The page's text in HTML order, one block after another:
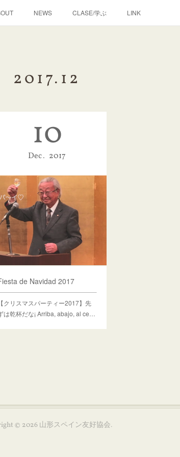
NEWS CLASE/学ぶ LINK
2017. 12
10
Dec 2017
de Navidad 2017
【クリスマスパーティー2017】先
は乾杯だな¡ Arriba, abajo, al ce…
© 2026 山形スペイン友好協会.